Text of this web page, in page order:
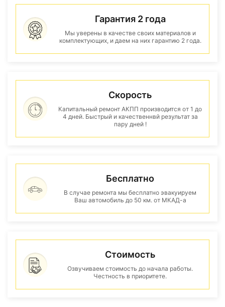
Гарантия 2 года
Мы уверены в качестве своих материалов и
комплектующих, и даем на них гарантию 2 года.
Скорость
Капитальный ремонт АКПП производится от 1 до
4 дней. Быстрый и качественнвй результат за
пару дней !
Бесплатно
В случае ремонта мы бесплатно эвакуируем
Ваш автомобиль до 50 км. от МКАД-а
Стоимость
Озвучиваем стоимость до начала работы.
Честность в приоритете.